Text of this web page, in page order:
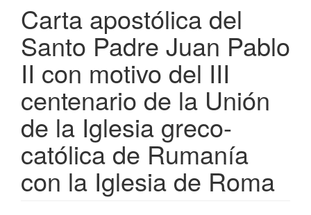
Carta apostólica del
Santo Padre Juan Pablo
II con motivo del III
centenario de la Unión
de la Iglesia greco-
católica de Rumanía
con la Iglesia de Roma